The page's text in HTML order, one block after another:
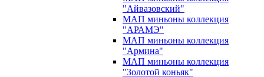
"Айвазовский"
МАП миньоны коллекция
"АРАМЭ"
МАП миньоны коллекция
"Армина"
МАП миньоны коллекция
"Золотой коньяк"